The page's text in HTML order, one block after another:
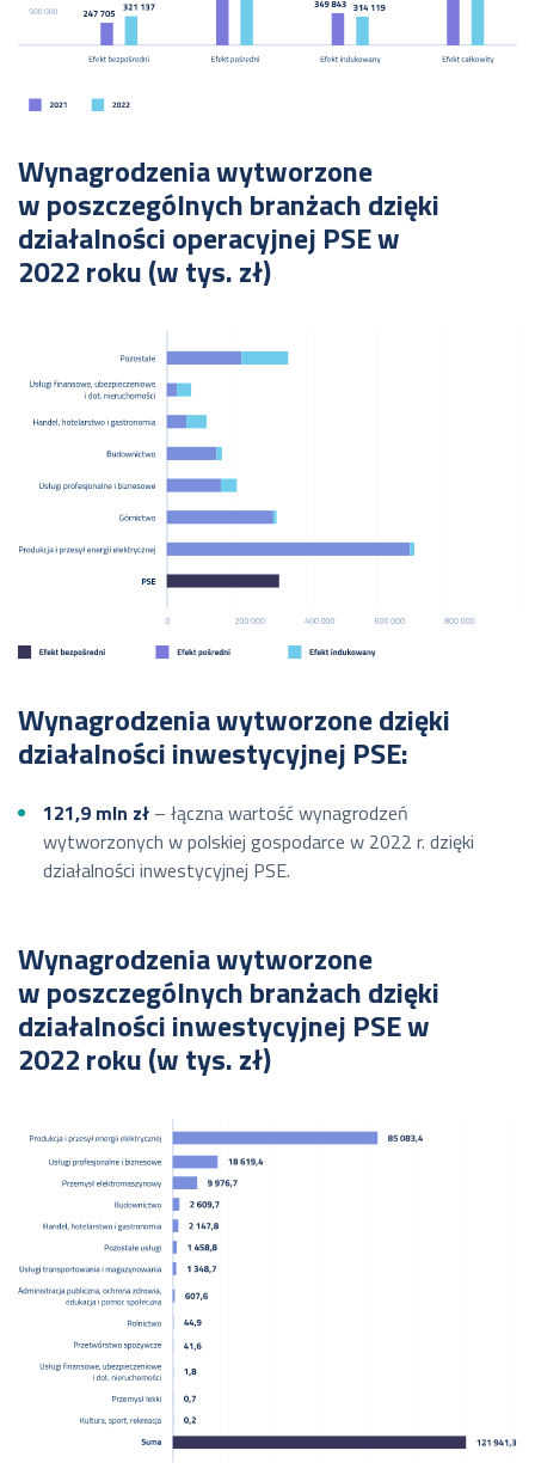
Wynagrodzenia wytworzone
w poszczególnych branżach dzięki
działalności operacyjnej PSE w
2022 roku (w tys. zł)
Wynagrodzenia wytworzone dzięki
działalności inwestycyjnej PSE:
121,9 mln zł– łączna wartość wynagrodzeń
wytworzonych w polskiej gospodarce w 2022 r. dzięki
działalności inwestycyjnej PSE.
Wynagrodzenia wytworzone
w poszczególnych branżach dzięki
działalności inwestycyjnej PSE w
2022 roku (w tys. zł)